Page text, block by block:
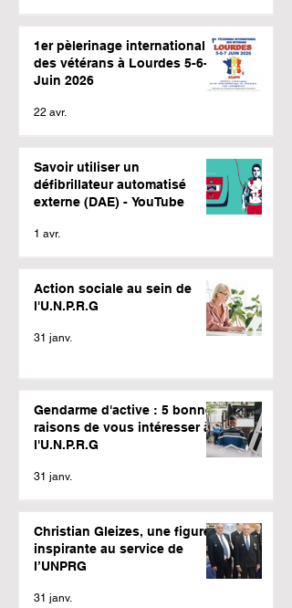
1er pèlerinage international
des vétérans à Lourdes 5-6-7
Juin 2026
22 avr.
Savoir utiliser un
défibrillateur automatisé
externe (DAE) - YouTube
1 avr.
Action sociale au sein de
l'U.N.P.R.G
31 janv.
Gendarme d'active : 5 bonnes
raisons de vous intéresser à
l'U.N.P.R.G
31 janv.
Christian Gleizes, une figure
inspirante au service de
l’UNPRG
31 janv.